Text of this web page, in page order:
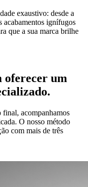
exaustivo: desde a
acabamentos ignífugos
que a sua marca brilhe
oferecer um
final, acompanhamos
O nosso método
com mais de três